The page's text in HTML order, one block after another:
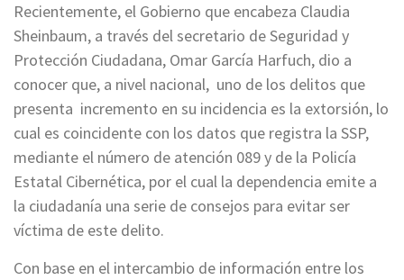
Recientemente, el Gobierno que encabeza Claudia
Sheinbaum, a través del secretario de Seguridad y
Protección Ciudadana, Omar García Harfuch, dio a
conocer que, a nivel nacional, uno de los delitos que
presenta incremento en su incidencia es la extorsión, lo
cual es coincidente con los datos que registra la SSP,
mediante el número de atención 089 y de la Policía
Estatal Cibernética, por el cual la dependencia emite a
la ciudadanía una serie de consejos para evitar ser
víctima de este delito.
Con base en el intercambio de información entre los